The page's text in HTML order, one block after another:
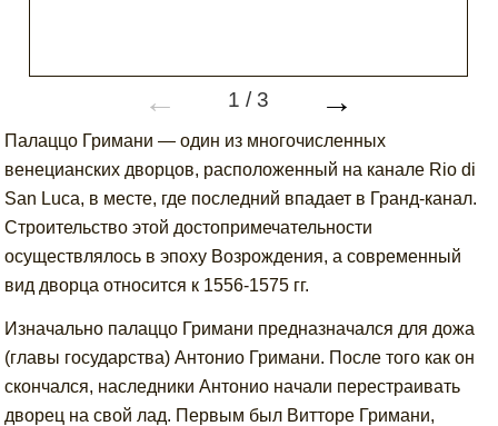
← 1 /3 →
Палаццо Гримани — один из многочисленных
венецианских дворцов, расположенный на канале Rio di
San Luca, в месте, где последний впадает в Гранд-канал.
Строительство этой достопримечательности
осуществлялось в эпоху Возрождения, а современный
вид дворца относится к 1556-1575 гг.
Изначально палаццо Гримани предназначался для дожа
(главы государства) Антонио Гримани. После того как он
скончался, наследники Антонио начали перестраивать
дворец на свой лад. Первым был Витторе Гримани,